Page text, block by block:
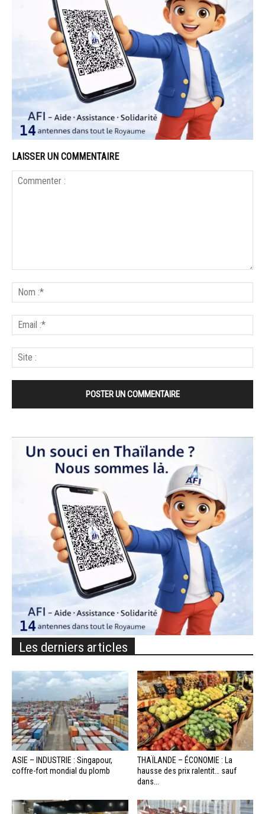
LAISSER UN COMMENTAIRE
Les derniers articles
ASIE – INDUSTRIE : Singapour,
coffre-fort mondial du plomb
THAÏLANDE – ÉCONOMIE : La
hausse des prix ralentit… sauf
dans...